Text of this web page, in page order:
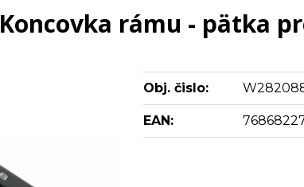
Koncovka rámu - pätka
Obj. čislo:
EAN: